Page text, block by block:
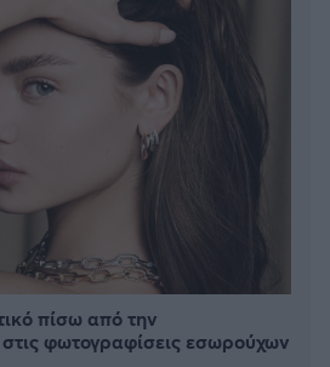
πίσω από την
φωτογραφίσεις εσωρούχων